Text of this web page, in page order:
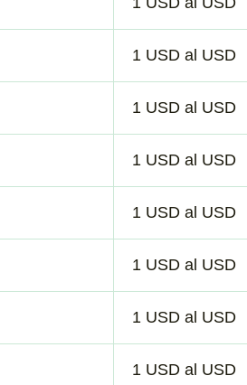
1 USD al USD
1 USD al USD
1 USD al USD
1 USD al USD
1 USD al USD
1 USD al USD
1 USD al USD